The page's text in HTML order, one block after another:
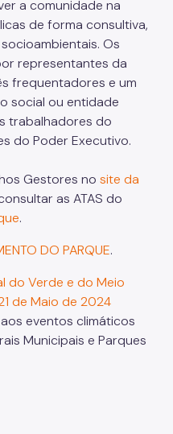
a comunidade na
de forma consultiva,
Os
representantes da
frequentadores e um
social ou entidade
trabalhadores do
do Poder Executivo.
Gestores no site da
as ATAS do
.
DO PARQUE.
do Verde e do Meio
de Maio de 2024
eventos climáticos
Municipais e Parques